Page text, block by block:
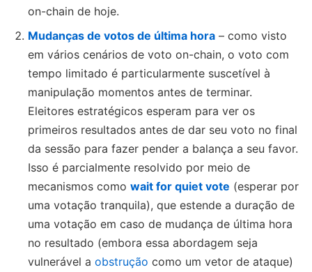
on-chain de hoje.
Mudanças de votos de última hora – como visto
em vários cenários de voto on-chain, o voto com
tempo limitado é particularmente suscetível à
manipulação momentos antes de terminar.
Eleitores estratégicos esperam para ver os
primeiros resultados antes de dar seu voto no final
da sessão para fazer pender a balança a seu favor.
Isso é parcialmente resolvido por meio de
mecanismos como wait for quiet vote (esperar por
uma votação tranquila), que estende a duração de
uma votação em caso de mudança de última hora
no resultado (embora essa abordagem seja
vulnerável a obstrução como um vetor de ataque)